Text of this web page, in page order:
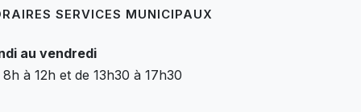
SERVICES MUNICIPAUX
au vendredi
8h à 12h et de 13h30 à 17h30